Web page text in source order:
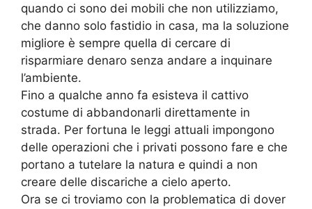
quando ci sono dei mobili che non utilizziamo,
che danno solo fastidio in casa, ma la soluzione
migliore è sempre quella di cercare di
risparmiare denaro senza andare a inquinare
l’ambiente.
Fino a qualche anno fa esisteva il cattivo
costume di abbandonarli direttamente in
strada. Per fortuna le leggi attuali impongono
delle operazioni che i privati possono fare e che
portano a tutelare la natura e quindi a non
creare delle discariche a cielo aperto.
Ora se ci troviamo con la problematica di dover